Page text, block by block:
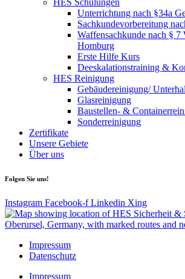
HES Schulungen
Unterrichtung nach §34a
Sachkundevorbereitung
Waffensachkunde nach § 7
Homburg
Erste Hilfe Kurs
Deeskalationstraining &
HES Reinigung
Gebäudereinigung/
Glasreinigung
Baustellen- &
Sonderreinigung
Zertifikate
Unsere Gebiete
Über uns
Folgen Sie uns!
Instagram Facebook-f Linkedin Xing
Impressum
Datenschutz
Impressum